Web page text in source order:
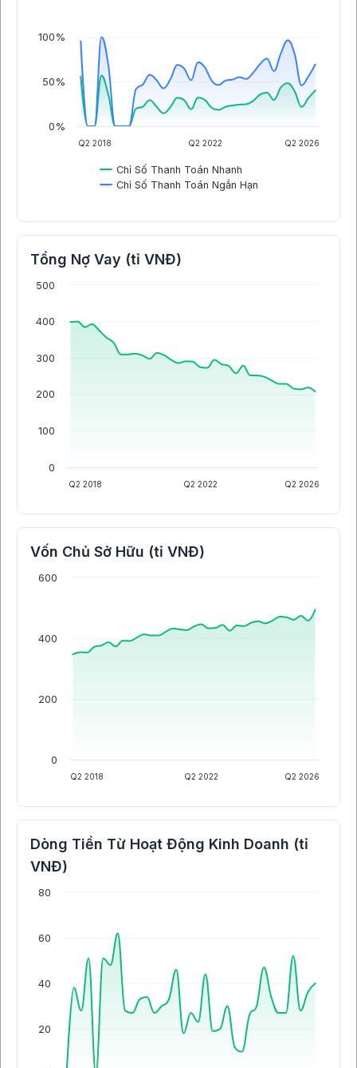
Chỉ Số Thanh Toán Nhanh
Chỉ Số Thanh Toán Ngắn Hạn
Q2 2018 Q2 2022 Q2 2026
0%
50%
100%
Tổng Nợ Vay (tỉ VNĐ)
Q2 2018 Q2 2022 Q2 2026
0
100
200
300
400
500
Vốn Chủ Sở Hữu (tỉ VNĐ)
Q2 2018 Q2 2022 Q2 2026
0
200
400
600
Dòng Tiền Từ Hoạt Động Kinh Doanh (tỉ
VNĐ)
20
40
60
80